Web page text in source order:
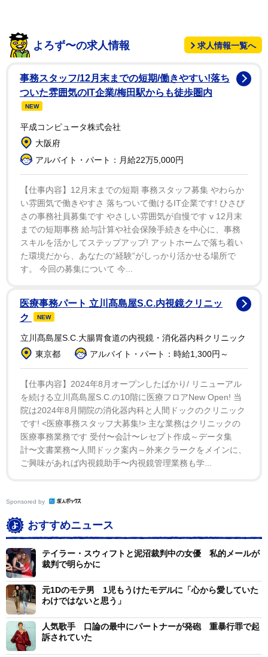
存在していない。
スクリーンショットが拡散するなか、ブルーノは15日
夜、Xにて直接状況を説明した。「テイラーはいつも僕
のことを応援してくれて、優しくしてくれてる。愛しか
ないよ」と投稿。続けて「これらのアプリでは愛を広め
よう！」とも呼びかけた。その後、ブルーノは問題の
「いいね」を削除したと報じられている。
今回の騒動はブルーノが全米シングルチャートでテイ
ラーに代わり首位に立った後に起きた。ブルーのシング
ル「アイ・ジャスト・マイト」は1月に1位を獲得し、テ
イラーがアルバム「ザ・ライフ・オブ・ア・ショーガー
ル」収録の「ザ・フェイト・オブ・オフィーリア」で記
録した15週連続首位に終止符を打っていた。
よろず〜の求人情報 求人情報一覧へ
事務スタッフ/12月末までの短期/働きやすい!落ち
ついた雰囲気のIT企業/梅田駅からも徒歩圏内
NEW
平成コンピュータ株式会社
大阪府
アルバイト・パート：月給22万5,000円
【仕事内容】12月末までの短期 事務スタッフ募集 やわらか
い雰囲気で働きやすさ 落ちついて働けるIT企業です! ひさび
さの事務社員募集です やさしい雰囲気が自慢です v 12月末
までの短期事務 給与計算や社会保険手続きを中心に、事務
スキルを活かしてステップアップ! アットホームで落ち着い
た環境だから、あなたの“経験”がしっかり活かせる場所で
す。 今回の募集について 今...
医療事務パート 立川髙島屋S.C.内視鏡クリニッ
ク
NEW
立川髙島屋S.C.大腸胃食道の内視鏡・消化器内科クリニック
東京都
アルバイト・パート：時給1,300円～
【仕事内容】2024年8月オープンしたばかり/ リニューアル
を続ける立川髙島屋S.C.の10階に医療フロアNew Open! 当
院は2024年8月開院の消化器内科と人間ドックのクリニック
です! <医療事務スタッフ大募集!> 主な業務はクリニックの
医療事務業務です 受付〜会計〜レセプト作成～データ集
計〜文書業務〜人間ドック案内～外来クラークをメインに、
ご興味があれば内視鏡助手〜内視鏡管理業務も学...
Sponsored by
おすすめニュース
テイラー・スウィフトと泥沼裁判中の女優 私的メールが
裁判で明らかに
元1Dのモテ男 1児もうけたモデルに「心から愛していた
わけではないと思う」
人気歌手 口論の最中にパートナーが発砲 重暴行罪で起
訴されていた